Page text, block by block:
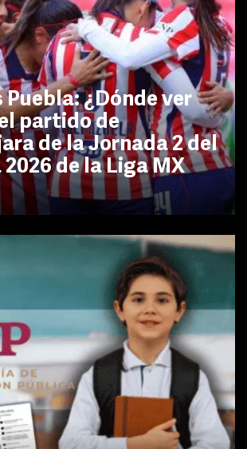
Puebla: ¿Dónde ver
partido de
de la Jornada 2 del
de la Liga MX